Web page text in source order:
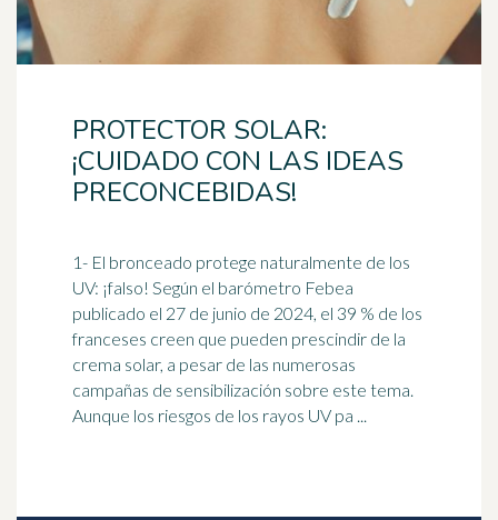
PROTECTOR SOLAR:
¡CUIDADO CON LAS IDEAS
PRECONCEBIDAS!
1- El bronceado protege naturalmente de los
UV: ¡falso! Según el barómetro Febea
publicado el 27 de junio de 2024, el 39 % de los
franceses creen que pueden prescindir de la
crema solar, a pesar de las numerosas
campañas de sensibilización sobre este tema.
Aunque los riesgos de los rayos UV pa ...